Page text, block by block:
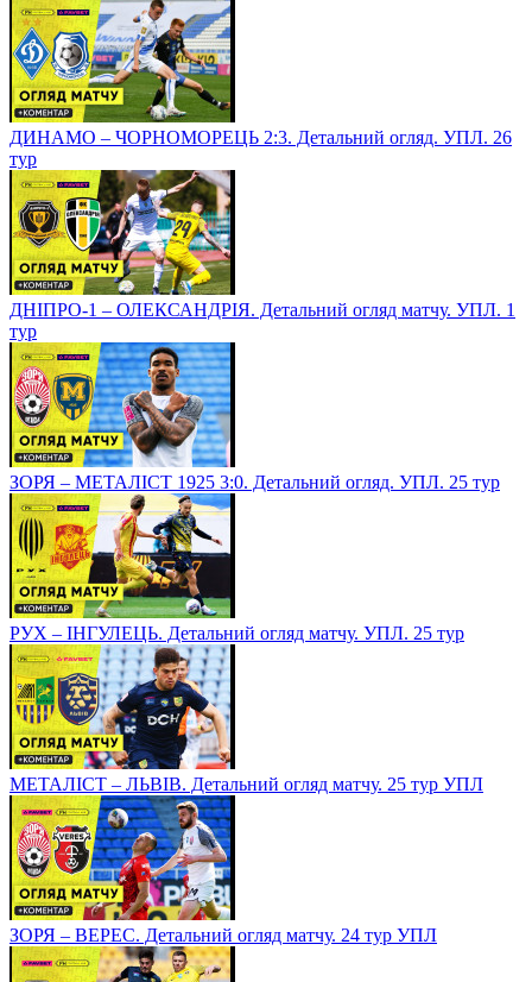
ДИНАМО – ЧОРНОМОРЕЦЬ 2:3. Детальний огляд. УПЛ. 26
тур
ДНІПРО-1 – ОЛЕКСАНДРІЯ. Детальний огляд матчу. УПЛ. 1
тур
ЗОРЯ – МЕТАЛІСТ 1925 3:0. Детальний огляд. УПЛ. 25 тур
РУХ – ІНГУЛЕЦЬ. Детальний огляд матчу. УПЛ. 25 тур
МЕТАЛІСТ – ЛЬВІВ. Детальний огляд матчу. 25 тур УПЛ
ЗОРЯ – ВЕРЕС. Детальний огляд матчу. 24 тур УПЛ